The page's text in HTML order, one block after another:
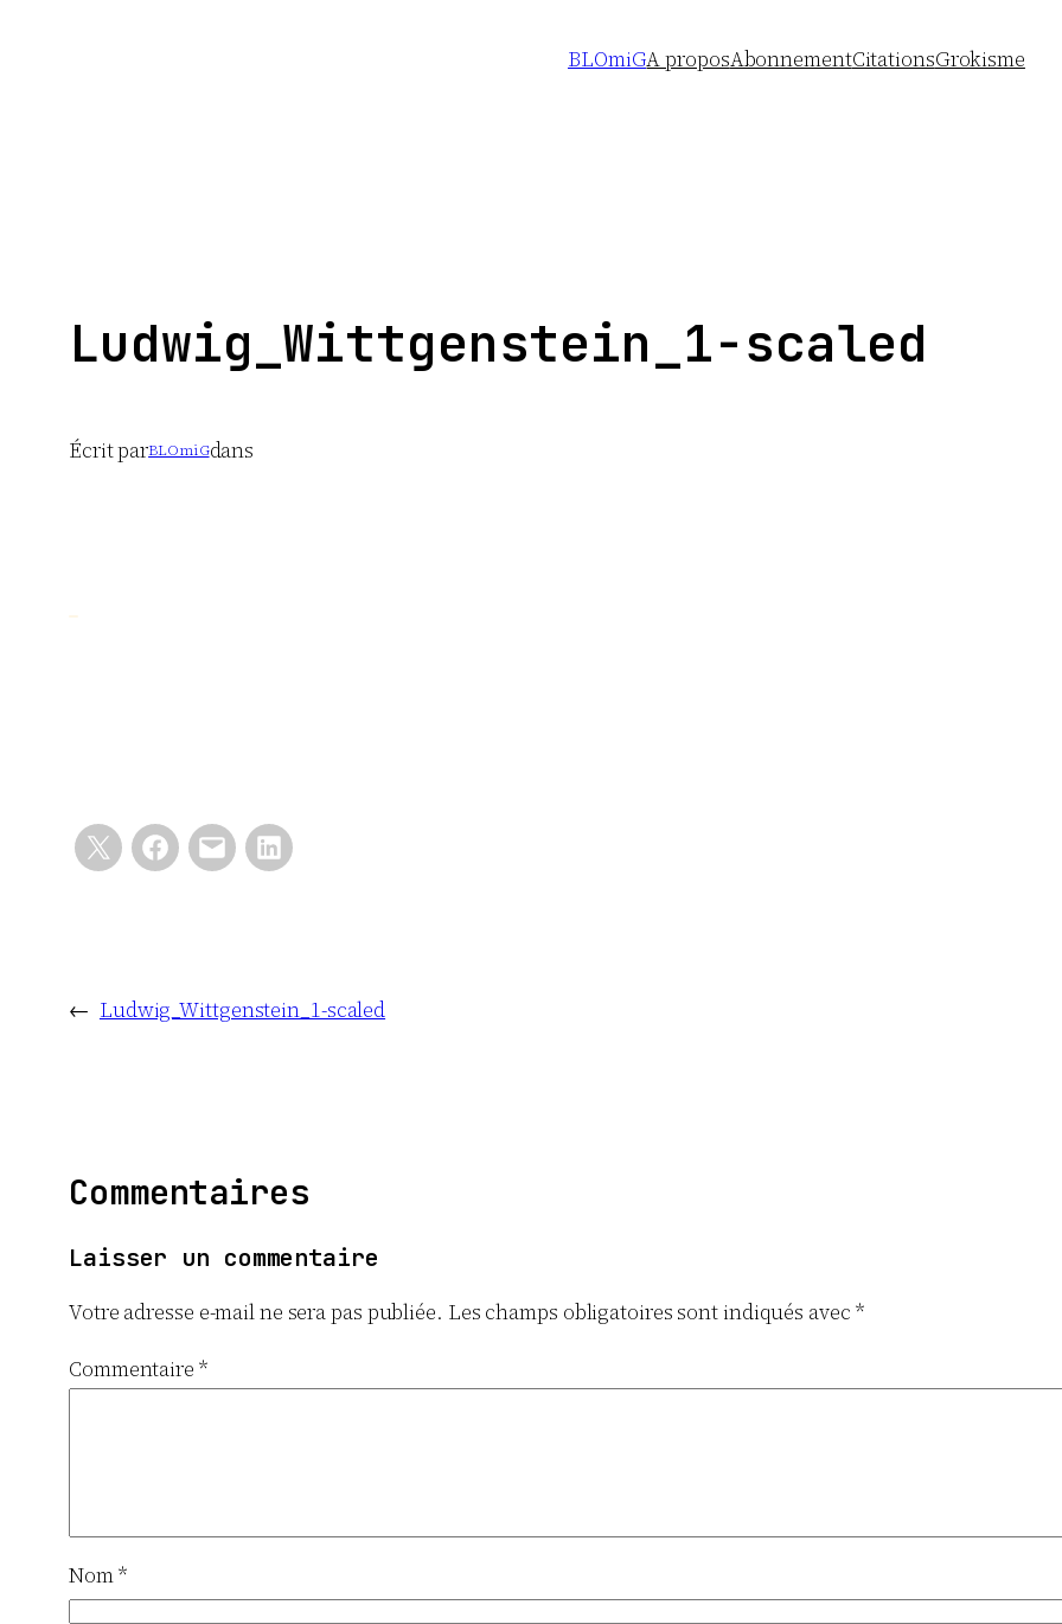
BLOmiGA proposAbonnementCitationsGrokisme
Ludwig_Wittgenstein_1-scaled
Écrit parBLOmiGdans
← Ludwig_Wittgenstein_1-scaled
Commentaires
Laisser un commentaire
Votre adresse e-mail ne sera pas publiée. Les champs obligatoires sont indiqués avec *
Commentaire *
Nom*